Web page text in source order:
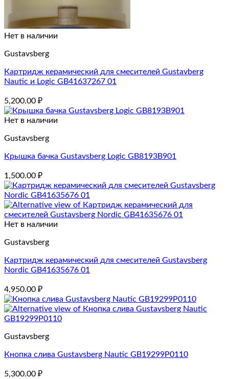
Нет в наличии
Gustavsberg
Картридж керамический для смесителей Gustavberg
Nautic и Logic GB41637267 01
5,200.00 ₽
Нет в наличии
Gustavsberg
Крышка бачка Gustavsberg Logic GB8193B901
1,500.00 ₽
Нет в наличии
Gustavsberg
Картридж керамический для смесителей Gustavsberg
Nordic GB41635676 01
4,950.00 ₽
Gustavsberg
Кнопка слива Gustavsberg Nautic GB19299P0110
5,300.00 ₽